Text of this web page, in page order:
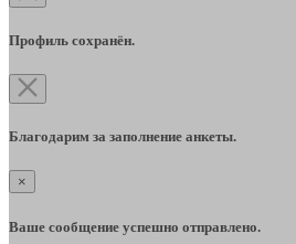
Профиль сохранён.
Благодарим за заполнение анкеты.
×
Ваше сообщение успешно отправлено.